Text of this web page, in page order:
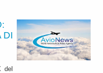
DI
del